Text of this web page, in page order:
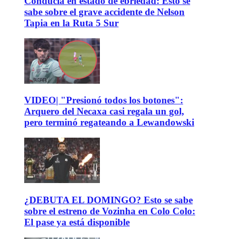
sabe sobre el grave accidente de Nelson
Tapia en la Ruta 5 Sur
VIDEO| "Presionó todos los botones":
Arquero del Necaxa casi regala un gol,
pero terminó regateando a Lewandowski
¿DEBUTA EL DOMINGO? Esto se sabe
sobre el estreno de Vozinha en Colo Colo:
El pase ya está disponible